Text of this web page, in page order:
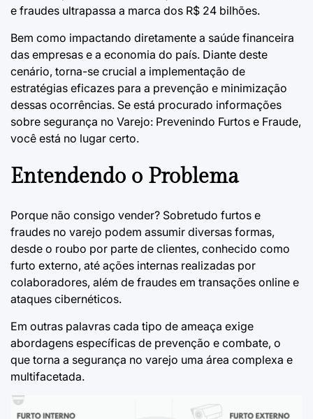
e fraudes ultrapassa a marca dos R$ 24 bilhões.
Bem como impactando diretamente a saúde financeira
das empresas e a economia do país. Diante deste
cenário, torna-se crucial a implementação de
estratégias eficazes para a prevenção e minimização
dessas ocorrências. Se está procurado informações
sobre segurança no Varejo: Prevenindo Furtos e Fraude,
você está no lugar certo.
Entendendo o Problema
Porque não consigo vender? Sobretudo furtos e
fraudes no varejo podem assumir diversas formas,
desde o roubo por parte de clientes, conhecido como
furto externo, até ações internas realizadas por
colaboradores, além de fraudes em transações online e
ataques cibernéticos.
Em outras palavras cada tipo de ameaça exige
abordagens específicas de prevenção e combate, o
que torna a segurança no varejo uma área complexa e
multifacetada.